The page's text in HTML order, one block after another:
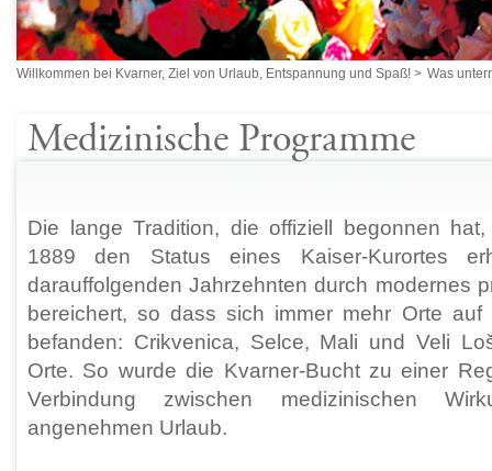
Willkommen bei Kvarner, Ziel von Urlaub, Entspannung und Spaß! > Was
Medizinische Programme
Die lange Tradition, die offiziell begonnen
1889 den Status eines Kaiser-Kurortes
darauffolgenden Jahrzehnten durch modernes
bereichert, so dass sich immer mehr Orte
befanden: Crikvenica, Selce, Mali und Veli
Orte. So wurde die Kvarner-Bucht zu einer
Verbindung zwischen medizinischen
angenehmen Urlaub.